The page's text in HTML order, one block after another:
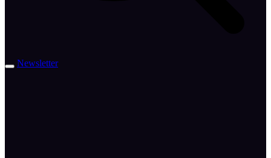
Newsletter